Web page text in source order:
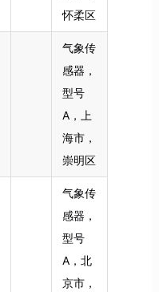
怀柔区
气象传
感器，
型号
A，上
海市，
崇明区
气象传
感器，
型号
A，北
京市，